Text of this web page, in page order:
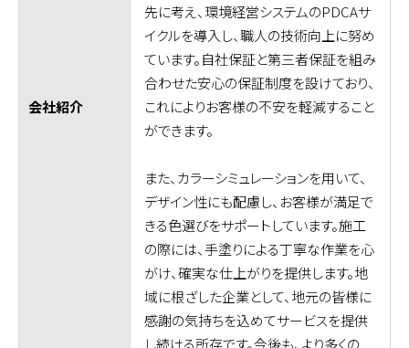
会社紹介
先に考え、環境経営システムのPDCAサ
イクルを導入し、職人の技術向上に努め
ています。自社保証と第三者保証を組み
合わせた安心の保証制度を設けており、
これによりお客様の不安を軽減すること
ができます。
また、カラーシミュレーションを用いて、
デザイン性にも配慮し、お客様が満足で
きる色選びをサポートしています。施工
の際には、手塗りによる丁寧な作業を心
がけ、確実な仕上がりを提供します。地
域に根ざした企業として、地元の皆様に
感謝の気持ちを込めてサービスを提供
し続ける所存です。今後も、より多くの